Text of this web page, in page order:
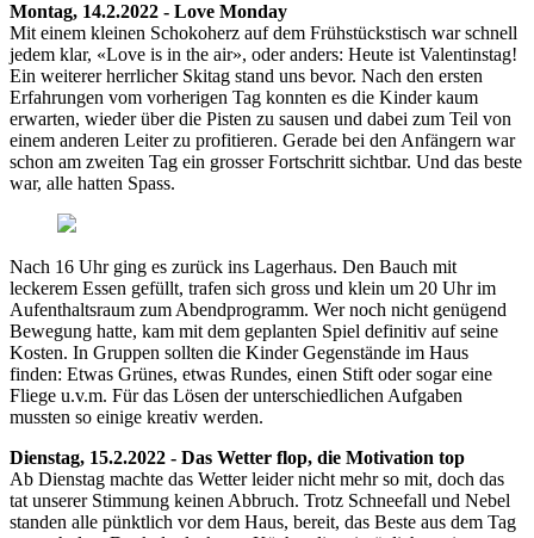
Montag, 14.2.2022 - Love Monday
Mit einem kleinen Schokoherz auf dem Frühstückstisch war schnell
jedem klar, «Love is in the air», oder anders: Heute ist Valentinstag!
Ein weiterer herrlicher Skitag stand uns bevor. Nach den ersten
Erfahrungen vom vorherigen Tag konnten es die Kinder kaum
erwarten, wieder über die Pisten zu sausen und dabei zum Teil von
einem anderen Leiter zu profitieren. Gerade bei den Anfängern war
schon am zweiten Tag ein grosser Fortschritt sichtbar. Und das beste
war, alle hatten Spass.
Nach 16 Uhr ging es zurück ins Lagerhaus. Den Bauch mit
leckerem Essen gefüllt, trafen sich gross und klein um 20 Uhr im
Aufenthaltsraum zum Abendprogramm. Wer noch nicht genügend
Bewegung hatte, kam mit dem geplanten Spiel definitiv auf seine
Kosten. In Gruppen sollten die Kinder Gegenstände im Haus
finden: Etwas Grünes, etwas Rundes, einen Stift oder sogar eine
Fliege u.v.m. Für das Lösen der unterschiedlichen Aufgaben
mussten so einige kreativ werden.
Dienstag, 15.2.2022 - Das Wetter flop, die Motivation top
Ab Dienstag machte das Wetter leider nicht mehr so mit, doch das
tat unserer Stimmung keinen Abbruch. Trotz Schneefall und Nebel
standen alle pünktlich vor dem Haus, bereit, das Beste aus dem Tag